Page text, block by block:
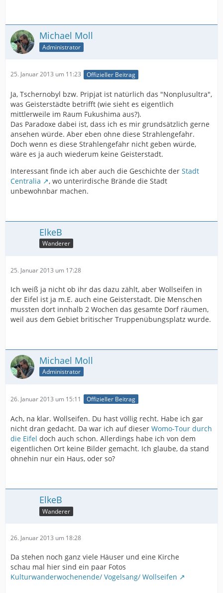
Michael Moll
Administrator
25. Januar 2013 um 11:23 Offizieller Beitrag
Ja, Tschernobyl bzw. Pripjat ist natürlich das "Nonplusultra",
was Geisterstädte betrifft (wie sieht es eigentlich
mittlerweile im Raum Fukushima aus?).
Das Paradoxe dabei ist, dass ich es mir grundsätzlich gerne
ansehen würde. Aber eben ohne diese Strahlengefahr.
Doch wenn es diese Strahlengefahr nicht geben würde,
wäre es ja auch wiederum keine Geisterstadt.
Interessant finde ich aber auch die Geschichte der Stadt
Centralia
, wo unterirdische Brände die Stadt
unbewohnbar machen.
ElkeB
Wanderer
25. Januar 2013 um 17:28
Ich weiß ja nicht ob ihr das dazu zählt, aber Wollseifen in
der Eifel ist ja m.E. auch eine Geisterstadt. Die Menschen
mussten dort innhalb 2 Wochen das gesamte Dorf räumen,
weil aus dem Gebiet britischer Truppenübungsplatz wurde.
Michael Moll
Administrator
26. Januar 2013 um 15:11 Offizieller Beitrag
Ach, na klar. Wollseifen. Du hast völlig recht. Habe ich gar
nicht dran gedacht. Da war ich auf dieser Womo-Tour durch
die Eifel doch auch schon. Allerdings habe ich von dem
eigentlichen Ort keine Bilder gemacht. Ich glaube, da stand
ohnehin nur ein Haus, oder so?
ElkeB
Wanderer
26. Januar 2013 um 18:28
Da stehen noch ganz viele Häuser und eine Kirche
schau mal hier sind ein paar Fotos
Kulturwanderwochenende/ Vogelsang/ Wollseifen